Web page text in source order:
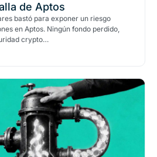
de Aptos
bastó para exponer un riesgo
en Aptos. Ningún fondo perdido,
crypto…